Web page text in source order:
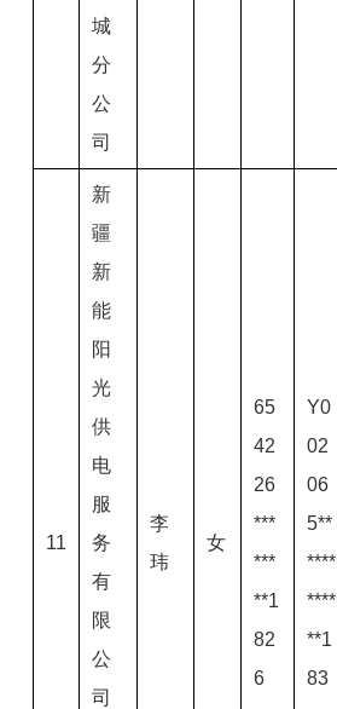
城
分
公
司
11
新
疆
新
能
阳
光
供
电
服
务
有
限
公
司
李
玮
女
65
42
26
***
***
**1
82
6
Y0
02
06
5**
****
****
**1
83